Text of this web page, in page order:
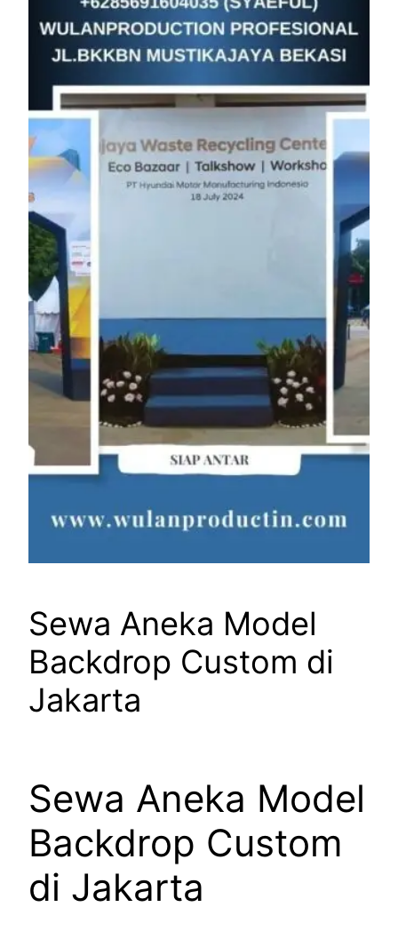
Sewa Aneka Model
Backdrop Custom di
Jakarta
Sewa Aneka Model
Backdrop Custom
di Jakarta